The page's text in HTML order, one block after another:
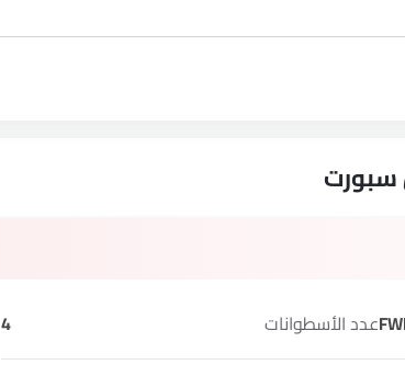
سبورت
عدد الأسطوانات 4